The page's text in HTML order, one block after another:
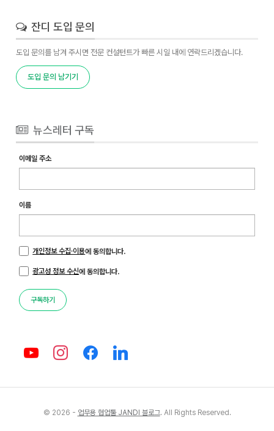
잔디 도입 문의
도입 문의를 남겨 주시면 전문 컨설턴트가 빠른 시일 내에 연락드리겠습니다.
도입 문의 남기기
뉴스레터 구독
이메일 주소
이름
개인정보 수집·이용에 동의합니다.
광고성 정보 수신에 동의합니다.
구독하기
© 2026 - 업무용 협업툴 JANDI 블로그. All Rights Reserved.